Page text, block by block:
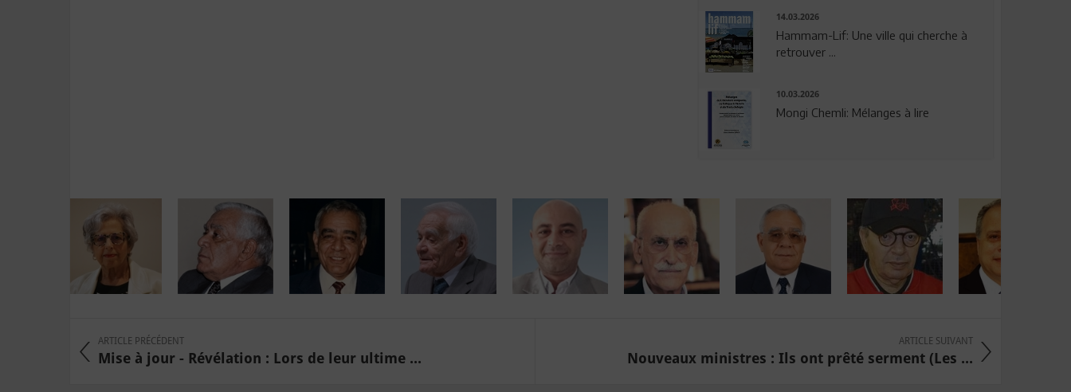
14.03.2026
Hammam-Lif: Une ville qui cherche à
retrouver ...
10.03.2026
Mongi Chemli: Mélanges à lire
ARTICLE PRÉCÉDENT
Mise à jour - Révélation : Lors de leur ultime ...
ARTICLE SUIVANT
Nouveaux ministres : Ils ont prêté serment (Les ...